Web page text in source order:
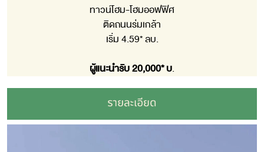
ทาวน์โฮม-โฮมออฟฟิศ
ติดถนนร่มเกล้า
เริ่ม 4.59* ลบ.
ผู้แนะนำรับ 20,000* บ.